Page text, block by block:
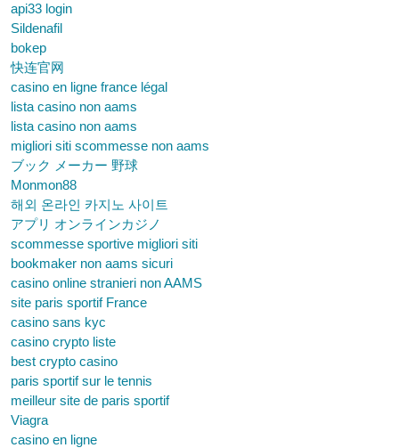
api33 login
Sildenafil
bokep
快连官网
casino en ligne france légal
lista casino non aams
lista casino non aams
migliori siti scommesse non aams
ブック メーカー 野球
Monmon88
해외 온라인 카지노 사이트
アプリ オンラインカジノ
scommesse sportive migliori siti
bookmaker non aams sicuri
casino online stranieri non AAMS
site paris sportif France
casino sans kyc
casino crypto liste
best crypto casino
paris sportif sur le tennis
meilleur site de paris sportif
Viagra
casino en ligne